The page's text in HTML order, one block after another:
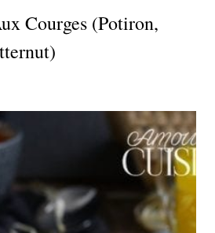
Courges (potiron,